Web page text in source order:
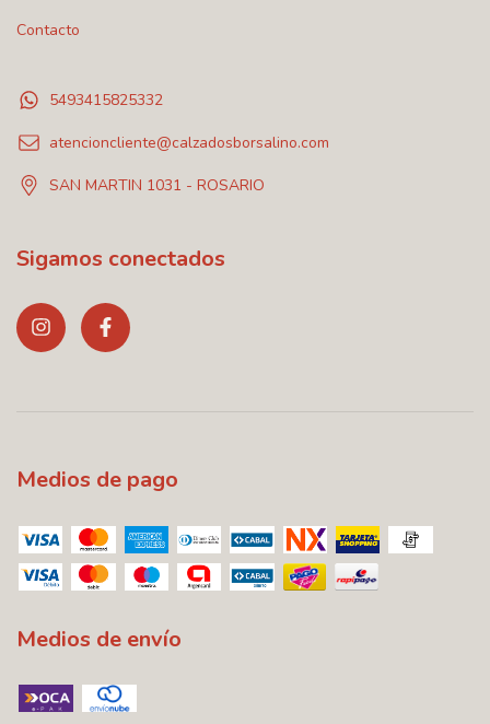
Contacto
5493415825332
atencioncliente@calzadosborsalino.com
SAN MARTIN 1031 - ROSARIO
Sigamos conectados
Medios de pago
Medios de envío